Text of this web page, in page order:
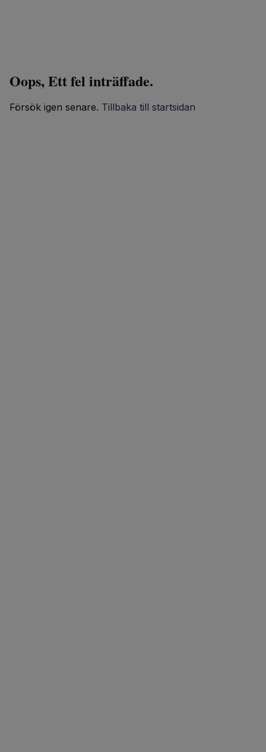
Oops, Ett fel inträffade.
Försök igen senare. Tillbaka till startsidan